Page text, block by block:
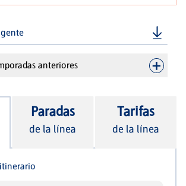
anteriores
Paradas
de la línea
Tarifas
de la línea